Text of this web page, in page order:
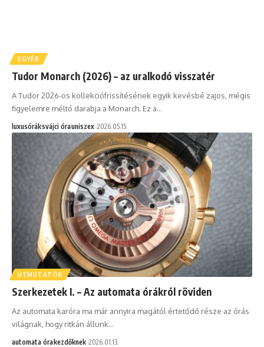
EGYÉB
Tudor Monarch (2026) – az uralkodó visszatér
A Tudor 2026-os kollekciófrissítésének egyik kevésbé zajos, mégis
figyelemre méltó darabja a Monarch. Ez a…
luxusóráksvájci órauniszex 2026.05.15.
ÚTMUTATÓK
Szerkezetek I. – Az automata órákról röviden
Az automata karóra ma már annyira magától értetődő része az órás
világnak, hogy ritkán állunk…
automata órakezdőknek 2026.01.13.